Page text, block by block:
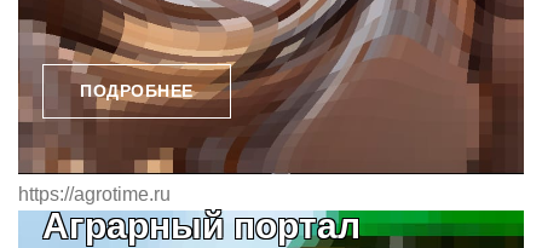
ПОДРОБНЕЕ
https://agrotime.ru
Аграрный портал